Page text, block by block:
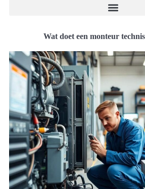
Wat doet een monteur